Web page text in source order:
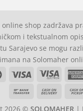
online shop zadržava
i tekstualnom
Sarajevo se mogu
na Solomaher
Maestro Visa
Visa
Bank
Cash
2026 © SOLOMAHER |